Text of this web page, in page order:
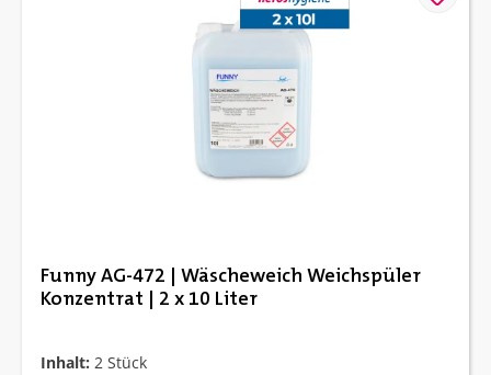
Funny AG-472 | Wäscheweich Weichspüler
Konzentrat | 2 x 10 Liter
Inhalt: 2 Stück